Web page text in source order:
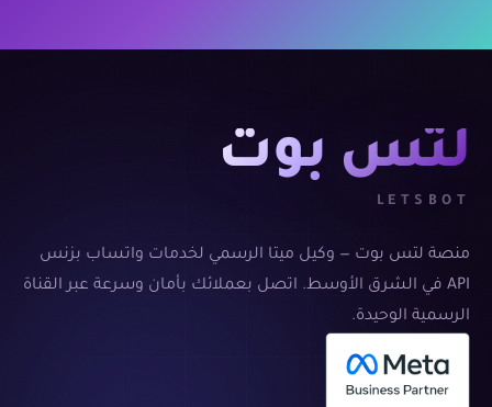
لتس بوت
LETSBOT
منصة لتس بوت — وكيل ميتا الرسمي لخدمات واتساب بزنس
API في الشرق الأوسط. اتصل بعملائك بأمان وسرعة عبر القناة
الرسمية الوحيدة.